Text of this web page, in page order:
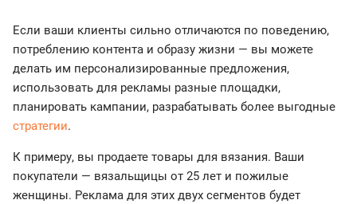
Если ваши клиенты сильно отличаются по поведению,
потреблению контента и образу жизни — вы можете
делать им персонализированные предложения,
использовать для рекламы разные площадки,
планировать кампании, разрабатывать более выгодные
стратегии.
К примеру, вы продаете товары для вязания. Ваши
покупатели — вязальщицы от 25 лет и пожилые
женщины. Реклама для этих двух сегментов будет